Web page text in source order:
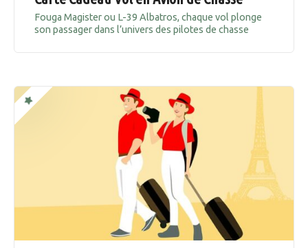
Fouga Magister ou L-39 Albatros, chaque vol plonge
son passager dans l’univers des pilotes de chasse